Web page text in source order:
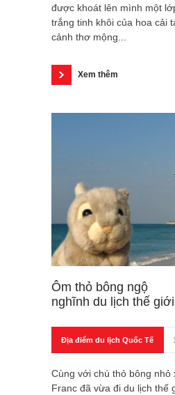
được khoát lên mình một
trắng tinh khôi của hoa cải
cảnh thơ mộng...
Xem thêm
Ôm thỏ bông ngộ
nghĩnh du lịch thế giới
Địa điểm du lịch Quốc Tế
Cùng với chú thỏ bông nhỏ
Franc đã vừa đi du lịch thế